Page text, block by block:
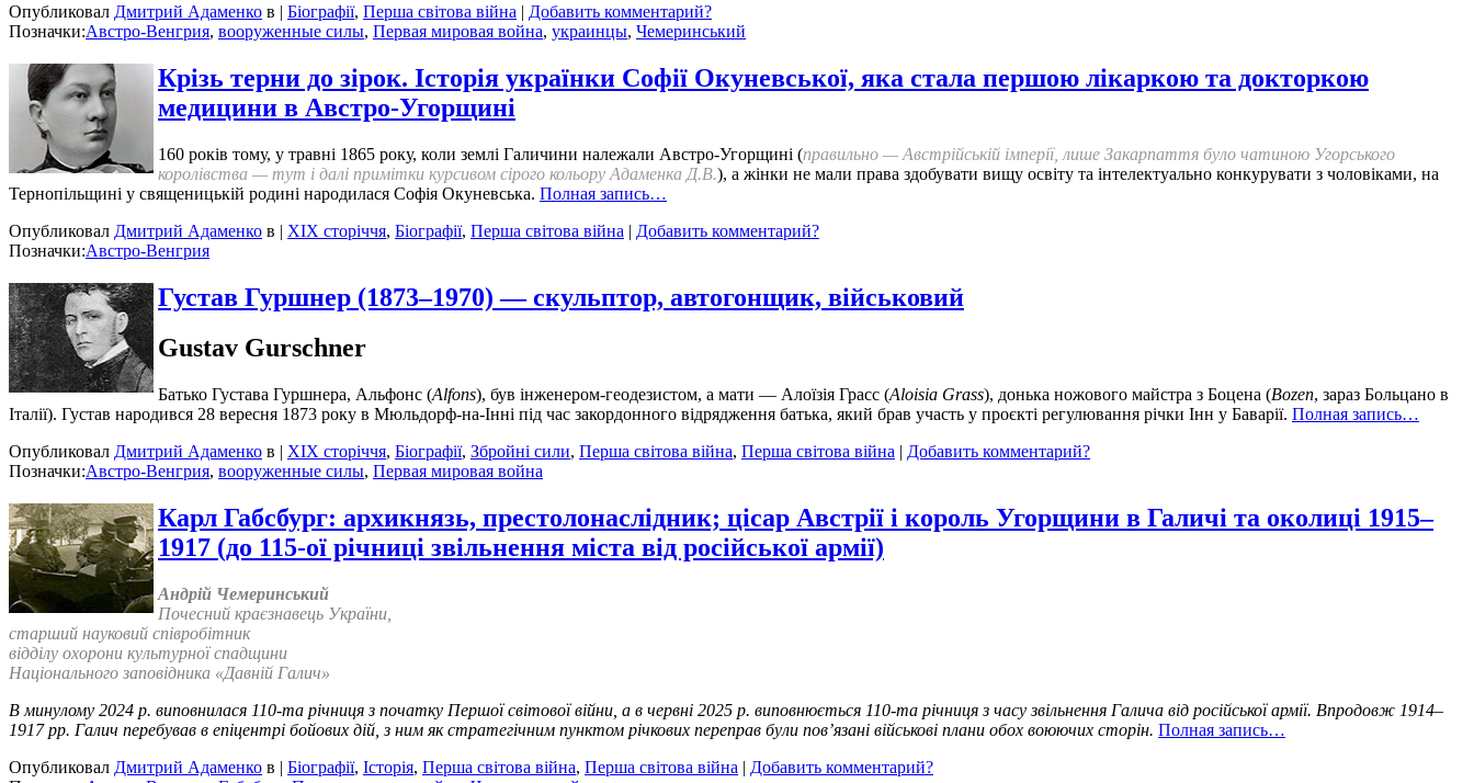
Опубликовал Дмитрий Адаменко в | Біографії, Перша світова війна | Добавить комментарий?
Позначки:Австро-Венгрия, вооруженные силы, Первая мировая война, украинцы, Чемеринський
Крізь терни до зірок. Історія українки Софії Окуневської, яка стала першою лікаркою та докторкою
медицини в Австро-Угорщині
160 років тому, у травні 1865 року, коли землі Галичини належали Австро-Угорщині (правильно — Австрійській імперії, лише Закарпаття було чатиною Угорського
королівства — тут і далі примітки курсивом сірого кольору Адаменка Д.В.), а жінки не мали права здобувати вищу освіту та інтелектуально конкурувати з чоловіками, на
Тернопільщині у священицькій родині народилася Софія Окуневська. Полная запись…
Опубликовал Дмитрий Адаменко в | XIX сторіччя, Біографії, Перша світова війна | Добавить комментарий?
Позначки:Австро-Венгрия
Густав Гуршнер (1873–1970) — скульптор, автогонщик, військовий
Gustav Gurschner
Батько Густава Гуршнера, Альфонс (Alfons), був інженером-геодезистом, а мати — Алоїзія Грасс (Aloisia Grass), донька ножового майстра з Боцена (Bozen, зараз Больцано в
Італії). Густав народився 28 вересня 1873 року в Мюльдорф-на-Інні під час закордонного відрядження батька, який брав участь у проєкті регулювання річки Інн у Баварії. Полная запись…
Опубликовал Дмитрий Адаменко в | XIX сторіччя, Біографії, Збройні сили, Перша світова війна, Перша світова війна | Добавить комментарий?
Позначки:Австро-Венгрия, вооруженные силы, Первая мировая война
Карл Габсбург: архикнязь, престолонаслідник; цісар Австрії і король Угорщини в Галичі та околиці 1915–
1917 (до 115-ої річниці звільнення міста від російської армії)
Андрій Чемеринський
Почесний краєзнавець України,
старший науковий співробітник
відділу охорони культурної спадщини
Національного заповідника «Давній Галич»
В минулому 2024 р. виповнилася 110-та річниця з початку Першої світової війни, а в червні 2025 р. виповнюється 110-та річниця з часу звільнення Галича від російської армії. Впродовж 1914–
1917 рр. Галич перебував в епіцентрі бойових дій, з ним як стратегічним пунктом річкових переправ були пов’язані військові плани обох воюючих сторін. Полная запись…
Опубликовал Дмитрий Адаменко в | Біографії, Історія, Перша світова війна, Перша світова війна | Добавить комментарий?